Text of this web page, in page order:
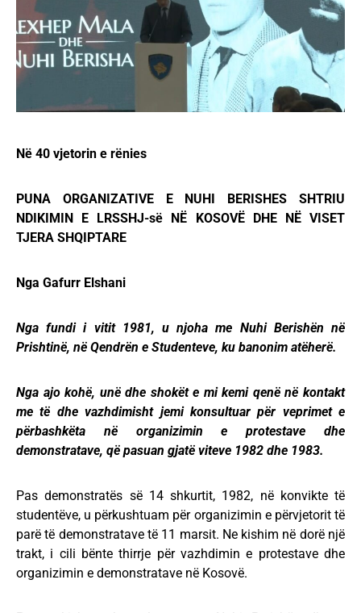
Në 40 vjetorin e rënies
PUNA ORGANIZATIVE E NUHI BERISHES SHTRIU
NDIKIMIN E LRSSHJ-së NË KOSOVË DHE NË VISET
TJERA SHQIPTARE
Nga Gafurr Elshani
Nga fundi i vitit 1981, u njoha me Nuhi Berishën në
Prishtinë, në Qendrën e Studenteve, ku banonim atëherë.
Nga ajo kohë, unë dhe shokët e mi kemi qenë në kontakt
me të dhe vazhdimisht jemi konsultuar për veprimet e
përbashkëta në organizimin e protestave dhe
demonstratave, që pasuan gjatë viteve 1982 dhe 1983.
Pas demonstratës së 14 shkurtit, 1982, në konvikte të
studentëve, u përkushtuam për organizimin e përvjetorit të
parë të demonstratave të 11 marsit. Ne kishim në dorë një
trakt, i cili bënte thirrje për vazhdimin e protestave dhe
organizimin e demonstratave në Kosovë.